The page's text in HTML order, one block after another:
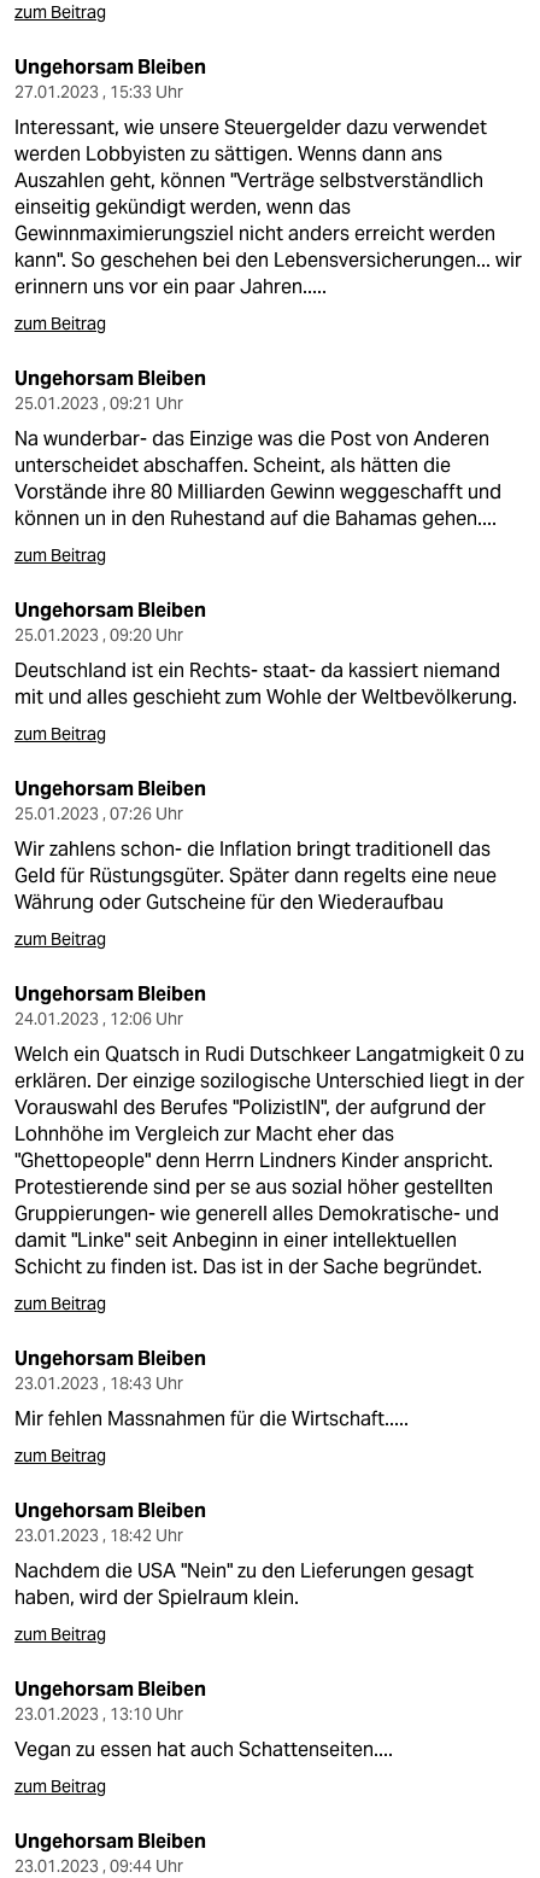
zum Beitrag
Ungehorsam Bleiben
27.01.2023 , 15:33 Uhr
Interessant, wie unsere Steuergelder dazu verwendet
werden Lobbyisten zu sättigen. Wenns dann ans
Auszahlen geht, können "Verträge selbstverständlich
einseitig gekündigt werden, wenn das
Gewinnmaximierungsziel nicht anders erreicht werden
kann". So geschehen bei den Lebensversicherungen... wir
erinnern uns vor ein paar Jahren.....
zum Beitrag
Ungehorsam Bleiben
25.01.2023 , 09:21 Uhr
Na wunderbar- das Einzige was die Post von Anderen
unterscheidet abschaffen. Scheint, als hätten die
Vorstände ihre 80 Milliarden Gewinn weggeschafft und
können un in den Ruhestand auf die Bahamas gehen....
zum Beitrag
Ungehorsam Bleiben
25.01.2023 , 09:20 Uhr
Deutschland ist ein Rechts- staat- da kassiert niemand
mit und alles geschieht zum Wohle der Weltbevölkerung.
zum Beitrag
Ungehorsam Bleiben
25.01.2023 , 07:26 Uhr
Wir zahlens schon- die Inflation bringt traditionell das
Geld für Rüstungsgüter. Später dann regelts eine neue
Währung oder Gutscheine für den Wiederaufbau
zum Beitrag
Ungehorsam Bleiben
24.01.2023 , 12:06 Uhr
Welch ein Quatsch in Rudi Dutschkeer Langatmigkeit 0 zu
erklären. Der einzige sozilogische Unterschied liegt in der
Vorauswahl des Berufes "PolizistIN", der aufgrund der
Lohnhöhe im Vergleich zur Macht eher das
"Ghettopeople" denn Herrn Lindners Kinder anspricht.
Protestierende sind per se aus sozial höher gestellten
Gruppierungen- wie generell alles Demokratische- und
damit "Linke" seit Anbeginn in einer intellektuellen
Schicht zu finden ist. Das ist in der Sache begründet.
zum Beitrag
Ungehorsam Bleiben
23.01.2023 , 18:43 Uhr
Mir fehlen Massnahmen für die Wirtschaft.....
zum Beitrag
Ungehorsam Bleiben
23.01.2023 , 18:42 Uhr
Nachdem die USA "Nein" zu den Lieferungen gesagt
haben, wird der Spielraum klein.
zum Beitrag
Ungehorsam Bleiben
23.01.2023 , 13:10 Uhr
Vegan zu essen hat auch Schattenseiten....
zum Beitrag
Ungehorsam Bleiben
23.01.2023 , 09:44 Uhr